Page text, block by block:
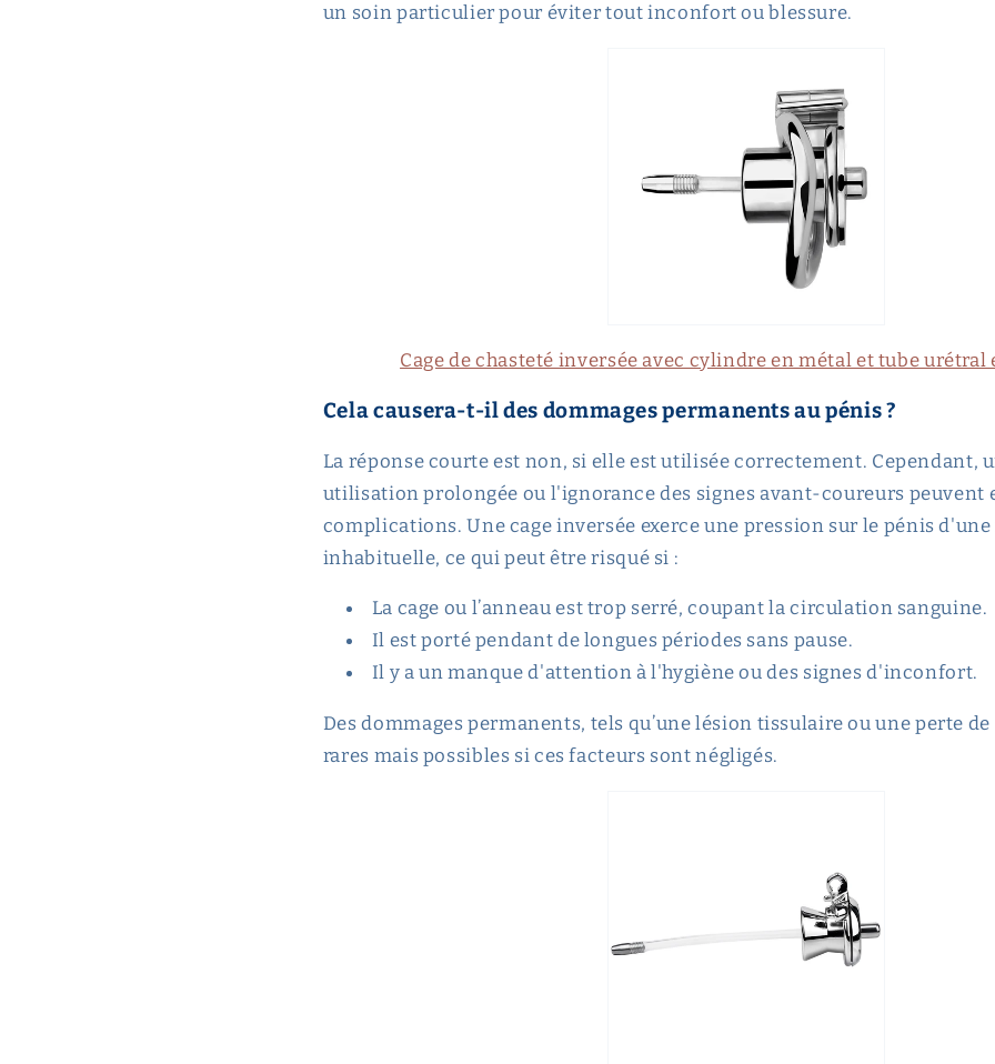
un soin particulier pour éviter tout inconfort ou blessure.
Cage de chasteté inversée avec cylindre en métal et tube urétral
Cela causera-t-il des dommages permanents au pénis ?
La réponse courte est non, si elle est utilisée correctement. Cependant,
utilisation prolongée ou l'ignorance des signes avant-coureurs peuvent
complications. Une cage inversée exerce une pression sur le pénis
inhabituelle, ce qui peut être risqué si :
La cage ou l’anneau est trop serré, coupant la circulation sanguine.
Il est porté pendant de longues périodes sans pause.
Il y a un manque d'attention à l'hygiène ou des signes d'inconfort.
Des dommages permanents, tels qu’une lésion tissulaire ou une perte
rares mais possibles si ces facteurs sont négligés.